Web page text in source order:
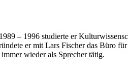
– 1996 studierte er
er mit Lars Fischer das Büro
wieder als Sprecher tätig.